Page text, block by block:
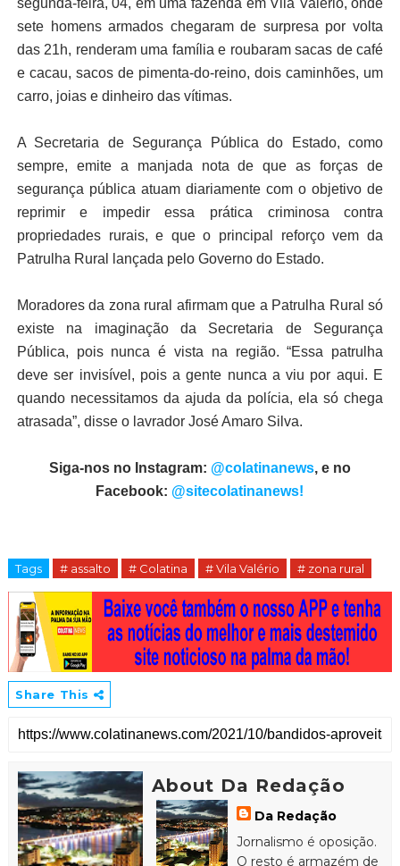
segunda-feira, 04, em uma fazenda em Vila Valério, onde
sete homens armados chegaram de surpresa por volta
das 21h, renderam uma família e roubaram sacas de café
e cacau, sacos de pimenta-do-reino, dois caminhões, um
carro, joias e dinheiro das vítimas.
A Secretaria de Segurança Pública do Estado, como
sempre, emite a manjada nota de que as forças de
segurança pública atuam diariamente com o objetivo de
reprimir e impedir essa prática criminosa contra
propriedades rurais, e que o principal reforço vem da
Patrulha Rural lançada pelo Governo do Estado.
Moradores da zona rural afirmam que a Patrulha Rural só
existe na imaginação da Secretaria de Segurança
Pública, pois nunca é vista na região. “Essa patrulha
deve ser invisível, pois a gente nunca a viu por aqui. E
quando necessitamos da ajuda da polícia, ela só chega
atrasada”, disse o lavrador José Amaro Silva.
Siga-nos no Instagram: @colatinanews, e no
Facebook: @sitecolatinanews!
Tags # assalto # Colatina # Vila Valério # zona rural
Share This
About Da Redação
Da Redação
Jornalismo é oposição.
O resto é armazém de